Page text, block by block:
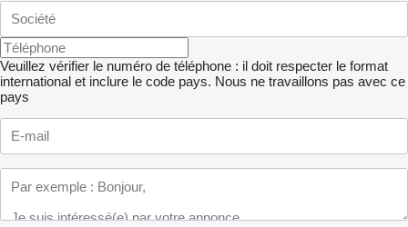
Veuillez vérifier le numéro de téléphone : il doit respecter le format
international et inclure le code pays. Nous ne travaillons pas avec ce
pays